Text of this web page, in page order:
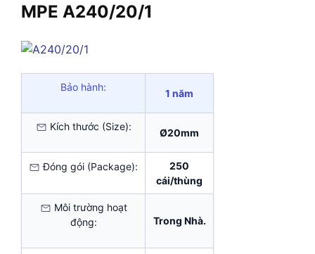
MPE A240/20/1
Bảo hành:
1 năm
Kích thước (Size):
Ø20mm
Đóng gói (Package):
250
cái/thùng
Môi trường hoạt
động:
Trong Nhà.